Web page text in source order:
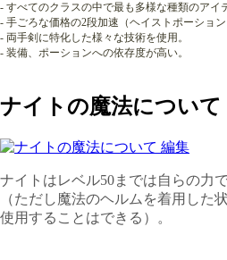
- すべてのクラスの中で最も多様な種類のアイ
- 手ごろな価格の2段加速（ヘイストポーショ
- 両手剣に特化した様々な技術を使用。
- 装備、ポーションへの依存度が高い。
ナイトの魔法について
ナイトはレベル50までは自らの力
（ただし魔法のヘルムを着用した
使用することはできる）。